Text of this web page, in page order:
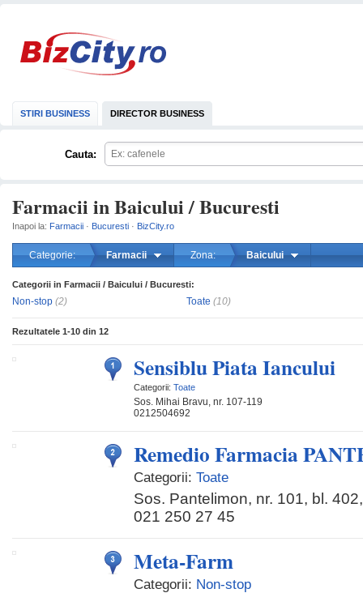
STIRI BUSINESS DIRECTOR BUSINESS
Cauta:
Farmacii in Baicului / Bucuresti
Inapoi la: Farmacii · Bucuresti · BizCity.ro
Categorie: Farmacii Zona: Baicului
Categorii in Farmacii / Baicului / Bucuresti:
Non-stop (2) Toate (10)
Rezultatele 1-10 din 12
Sensiblu Piata Iancului
Categorii: Toate
Sos. Mihai Bravu, nr. 107-119
0212504692
Remedio Farmacia
Categorii: Toate
Sos. Pantelimon, nr. 101, bl.
021 250 27 45
Meta-Farm
Categorii: Non-stop